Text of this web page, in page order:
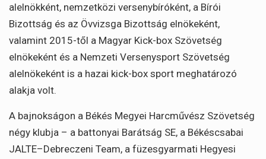
alelnökként, nemzetközi versenybíróként, a Bírói
Bizottság és az Övvizsga Bizottság elnökeként,
valamint 2015-től a Magyar Kick-box Szövetség
elnökeként és a Nemzeti Versenysport Szövetség
alelnökeként is a hazai kick-box sport meghatározó
alakja volt.
A bajnokságon a Békés Megyei Harcművész Szövetség
négy klubja – a battonyai Barátság SE, a Békéscsabai
JALTE–Debreczeni Team, a füzesgyarmati Hegyesi